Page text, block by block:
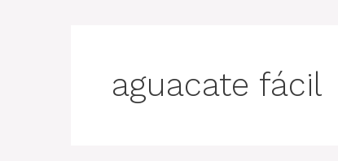
aguacate fácil